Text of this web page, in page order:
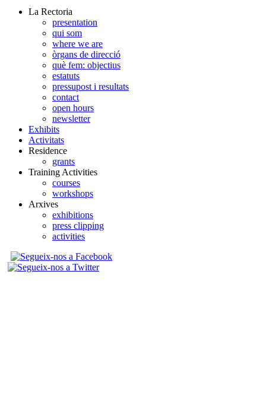
La Rectoria
presentation
qui som
where we are
òrgans de direcció
què fem: objectius
estatuts
pressupost i resultats
contact
open hours
newsletter
Exhibits
Activitats
Residence
grants
Training Activities
courses
workshops
Arxives
exhibitions
press clipping
activities